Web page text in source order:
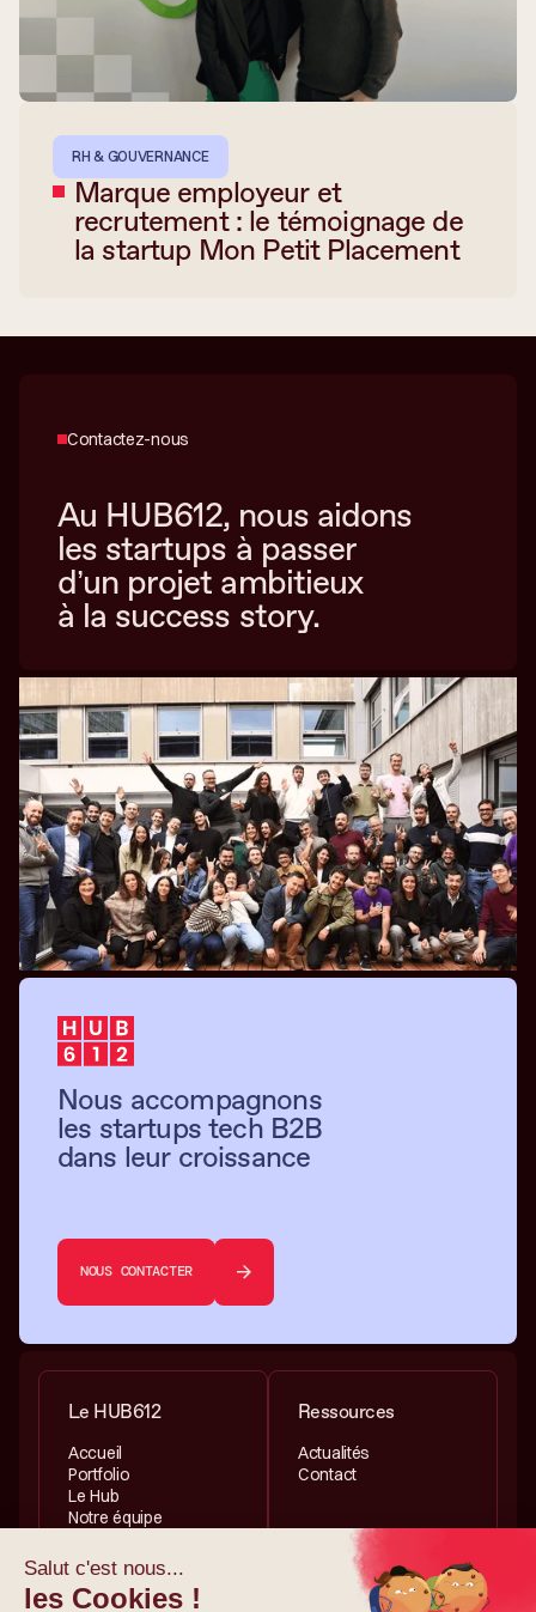
RH & GOUVERNANCE
Marque employeur et
recrutement : le témoignage de
la startup Mon Petit Placement
Contactez-nous
Au HUB612, nous aidons
les startups à passer
d’un projet ambitieux
à la success story.
Nous accompagnons
les startups tech B2B
dans leur croissance
NOUS CONTACTER
Le HUB612
Accueil
Portfolio
Le Hub
Notre équipe
Ressources
Actualités
Contact
Services Informations légales